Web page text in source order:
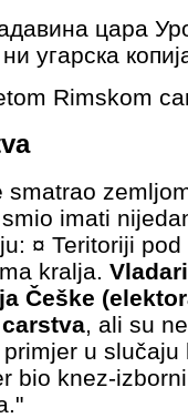
цара
угарска
Rimskom
smatrao
imati
¤ Teritoriji
kralja.
Češke
, ali su
u
bio knez-